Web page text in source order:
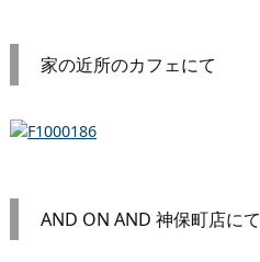
家の近所のカフェにて
AND ON AND 神保町店にて